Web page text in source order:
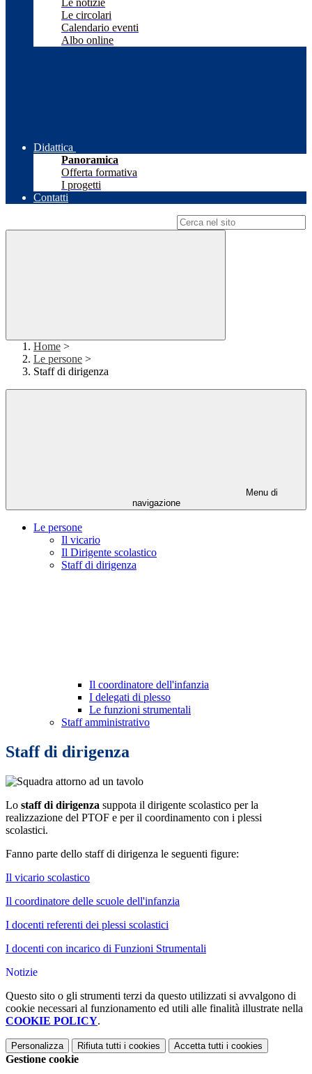
Le notizie
Le circolari
Calendario eventi
Albo online
Didattica
Panoramica
Offerta formativa
I progetti
Contatti
Home >
Le persone >
Staff di dirigenza
Menu di
navigazione
Le persone
Il vicario
Il Dirigente scolastico
Staff di dirigenza
Il coordinatore dell'infanzia
I delegati di plesso
Le funzioni strumentali
Staff amministrativo
Staff di dirigenza
Lo staff di dirigenza suppota il dirigente scolastico per la
realizzazione del PTOF e per il coordinamento con i plessi
scolastici.
Fanno parte dello staff di dirigenza le seguenti figure:
Il vicario scolastico
Il coordinatore delle scuole dell'infanzia
I docenti referenti dei plessi scolastici
I docenti con incarico di Funzioni Strumentali
Notizie
Questo sito o gli strumenti terzi da questo utilizzati si avvalgono di
cookie necessari al funzionamento ed utili alle finalità illustrate nella
COOKIE POLICY.
Personalizza Rifiuta tutti i cookies Accetta tutti i cookies
Gestione cookie